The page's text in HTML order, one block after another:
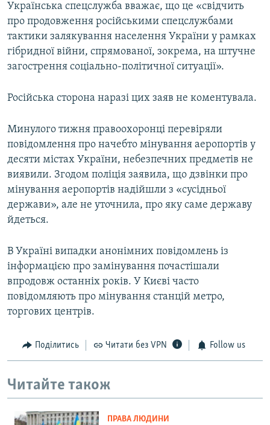
Українська спецслужба вважає, що це «свідчить
про продовження російськими спецслужбами
тактики залякування населення України у рамках
гібридної війни, спрямованої, зокрема, на штучне
загострення соціально-політичної ситуації».
Російська сторона наразі цих заяв не коментувала.
Минулого тижня правоохоронці перевіряли
повідомлення про начебто мінування аеропортів у
десяти містах України, небезпечних предметів не
виявили. Згодом поліція заявила, що дзвінки про
мінування аеропортів надійшли з «сусідньої
держави», але не уточнила, про яку саме державу
йдеться.
В Україні випадки анонімних повідомлень із
інформацією про замінування почастішали
впродовж останніх років. У Києві часто
повідомляють про мінування станцій метро,
торгових центрів.
Поділитись Читати без VPN Follow us
Читайте також
ПРАВА ЛЮДИНИ